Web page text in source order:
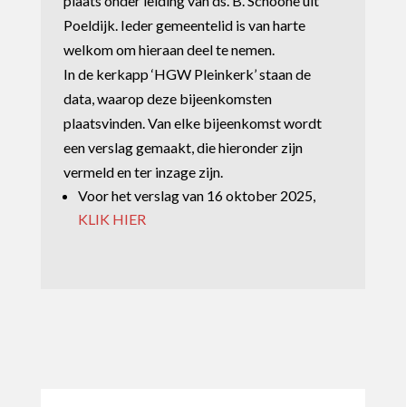
Poeldijk. Ieder gemeentelid is van harte
welkom om hieraan deel te nemen.
In de kerkapp ‘HGW Pleinkerk’ staan de
data, waarop deze bijeenkomsten
plaatsvinden. Van elke bijeenkomst wordt
een verslag gemaakt, die hieronder zijn
vermeld en ter inzage zijn.
Voor het verslag van 16 oktober 2025,
KLIK HIER